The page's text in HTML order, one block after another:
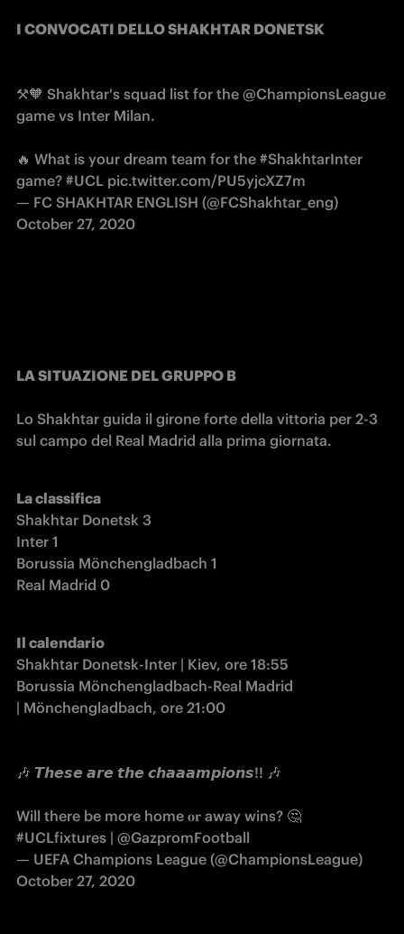
I CONVOCATI DELLO SHAKHTAR DONETSK
⚒🧡 Shakhtar's squad list for the @ChampionsLeague
game vs Inter Milan.
🔥 What is your dream team for the #ShakhtarInter
game? #UCL pic.twitter.com/PU5yjcXZ7m
— FC SHAKHTAR ENGLISH (@FCShakhtar_eng)
October 27, 2020
LA SITUAZIONE DEL GRUPPO B
Lo Shakhtar guida il girone forte della vittoria per 2-3
sul campo del Real Madrid alla prima giornata.
La classifica
Shakhtar Donetsk 3
Inter 1
Borussia Mönchengladbach 1
Real Madrid 0
Il calendario
Shakhtar Donetsk-Inter | Kiev, ore 18:55
Borussia Mönchengladbach-Real Madrid
| Mönchengladbach, ore 21:00
🎶 𝙏𝙝𝙚𝙨𝙚 𝙖𝙧𝙚 𝙩𝙝𝙚 𝙘𝙝𝙖𝙖𝙖𝙢𝙥𝙞𝙤𝙣𝙨!! 🎶
Will there be more home 𝐨𝐫 away wins? 🤔
#UCLfixtures | @GazpromFootball
— UEFA Champions League (@ChampionsLeague)
October 27, 2020